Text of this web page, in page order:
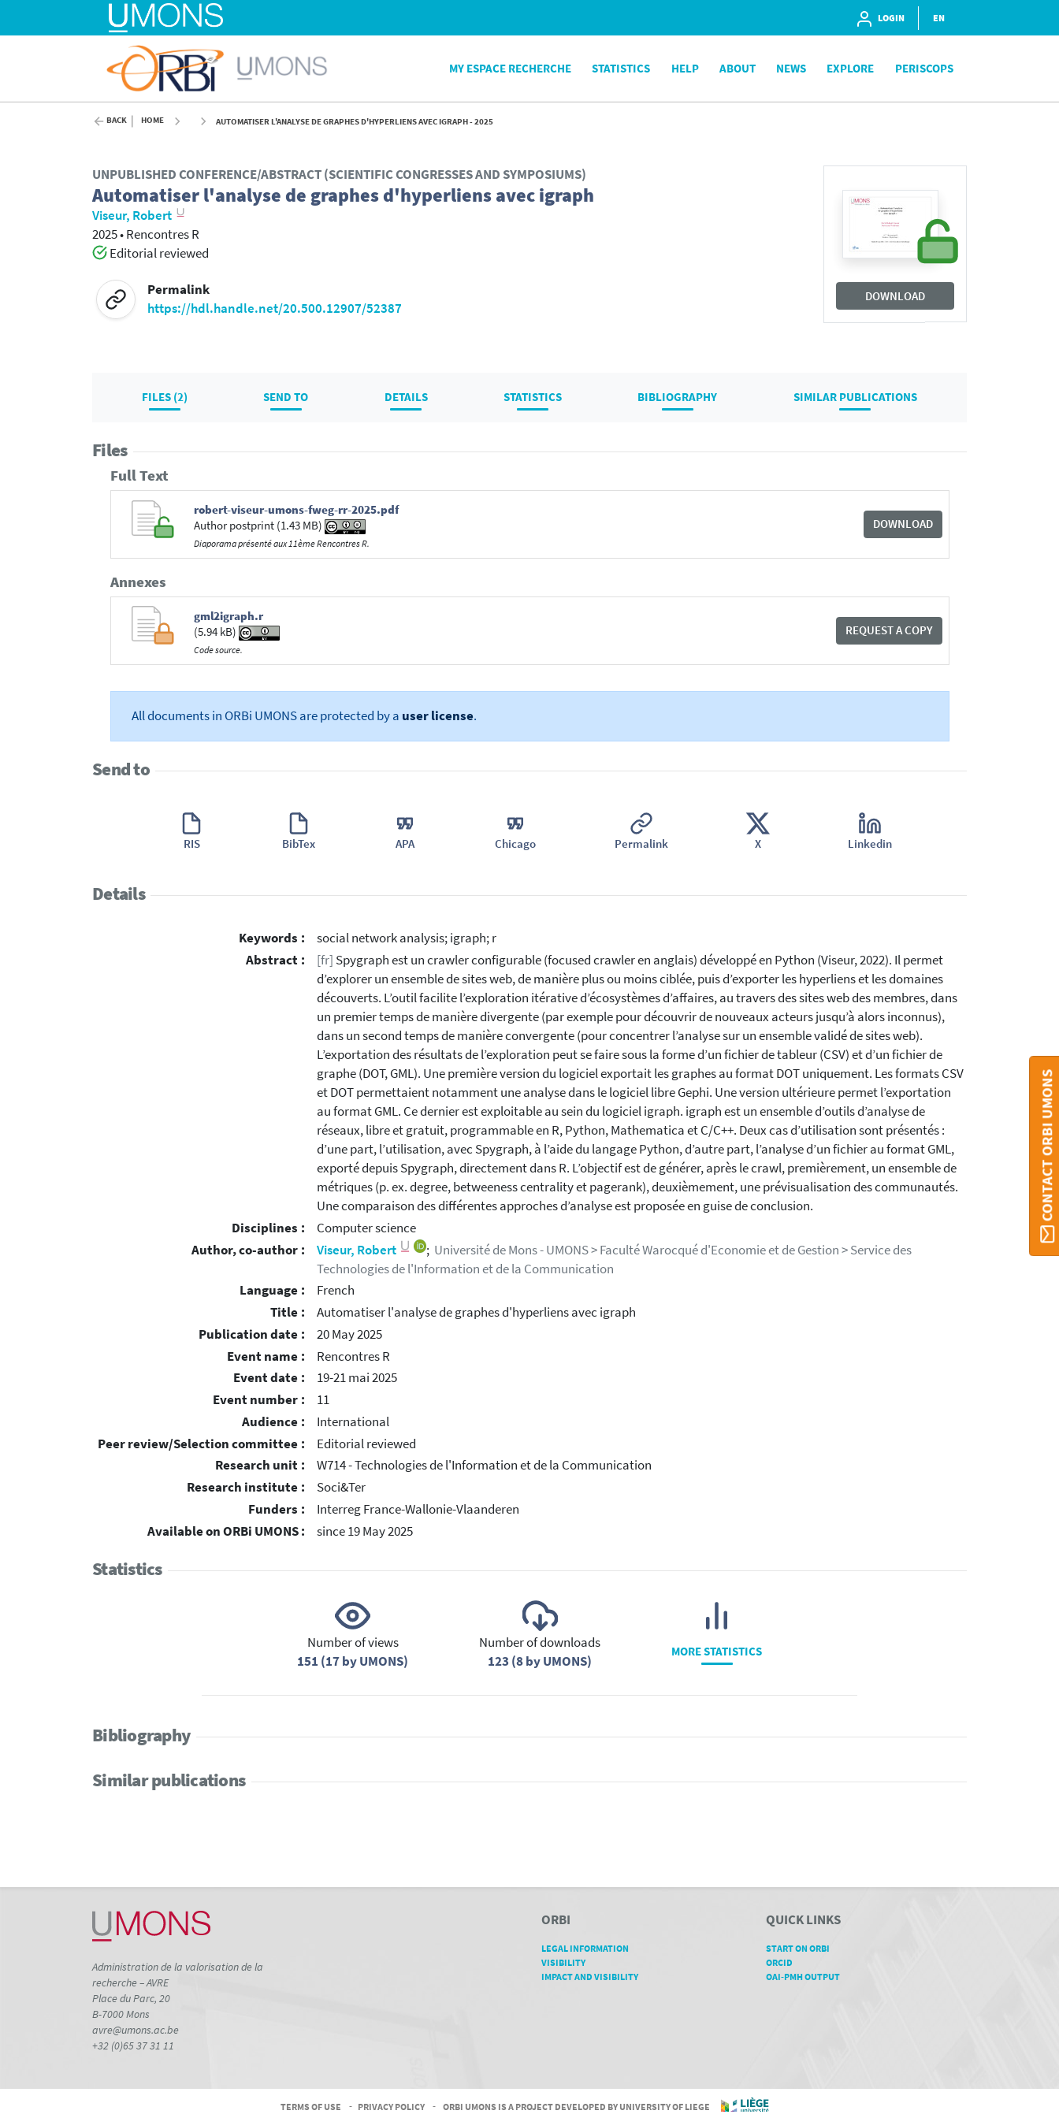
LOGIN EN
MY ESPACE RECHERCHE STATISTICS HELP ABOUT NEWS EXPLORE PERISCOPS
BACK HOME AUTOMATISER L'ANALYSE DE GRAPHES D'HYPERLIENS AVEC IGRAPH - 2025
DOWNLOAD
UNPUBLISHED CONFERENCE/ABSTRACT (SCIENTIFIC CONGRESSES AND SYMPOSIUMS)
Automatiser l'analyse de graphes d'hyperliens avec igraph
Viseur, Robert
2025•Rencontres R
Editorial reviewed
Permalink
https://hdl.handle.net/20.500.12907/52387
FILES (2) SEND TO DETAILS STATISTICS BIBLIOGRAPHY SIMILAR PUBLICATIONS
Files
Full Text
robert-viseur-umons-fweg-rr-2025.pdf
Author postprint (1.43 MB)
Diaporama présenté aux 11ème Rencontres R.
DOWNLOAD
Annexes
gml2igraph.r
(5.94 kB)
Code source.
REQUEST A COPY
All documents in ORBi UMONS are protected by a user license.
Send to
RIS BibTex APA Chicago Permalink X Linkedin
Details
Keywords :
social network analysis; igraph; r
Abstract :
[fr] Spygraph est un crawler configurable (focused crawler en anglais) développé en Python (Viseur, 2022). Il permet
d’explorer un ensemble de sites web, de manière plus ou moins ciblée, puis d’exporter les hyperliens et les domaines
découverts. L’outil facilite l’exploration itérative d’écosystèmes d’affaires, au travers des sites web des membres, dans
un premier temps de manière divergente (par exemple pour découvrir de nouveaux acteurs jusqu’à alors inconnus),
dans un second temps de manière convergente (pour concentrer l’analyse sur un ensemble validé de sites web).
L’exportation des résultats de l’exploration peut se faire sous la forme d’un fichier de tableur (CSV) et d’un fichier de
graphe (DOT, GML). Une première version du logiciel exportait les graphes au format DOT uniquement. Les formats CSV
et DOT permettaient notamment une analyse dans le logiciel libre Gephi. Une version ultérieure permet l’exportation
au format GML. Ce dernier est exploitable au sein du logiciel igraph. igraph est un ensemble d’outils d’analyse de
réseaux, libre et gratuit, programmable en R, Python, Mathematica et C/C++. Deux cas d’utilisation sont présentés :
d’une part, l’utilisation, avec Spygraph, à l’aide du langage Python, d’autre part, l’analyse d’un fichier au format GML,
exporté depuis Spygraph, directement dans R. L’objectif est de générer, après le crawl, premièrement, un ensemble de
métriques (p. ex. degree, betweeness centrality et pagerank), deuxièmement, une prévisualisation des communautés.
Une comparaison des différentes approches d’analyse est proposée en guise de conclusion.
Disciplines :
Computer science
Author, co-author :
Viseur, Robert ; Université de Mons - UMONS > Faculté Warocqué d'Economie et de Gestion > Service des
Technologies de l'Information et de la Communication
Language :
French
Title :
Automatiser l'analyse de graphes d'hyperliens avec igraph
Publication date :
20 May 2025
Event name :
Rencontres R
Event date :
19-21 mai 2025
Event number :
11
Audience :
International
Peer review/Selection committee :
Editorial reviewed
Research unit :
W714 - Technologies de l'Information et de la Communication
Research institute :
Soci&Ter
Funders :
Interreg France-Wallonie-Vlaanderen
Available on ORBi UMONS :
since 19 May 2025
Statistics
Number of views
151 (17 by UMONS)
Number of downloads
123 (8 by UMONS)
MORE STATISTICS
Bibliography
Similar publications
CONTACT ORBI UMONS
Administration de la valorisation de la
recherche – AVRE
Place du Parc, 20
B-7000 Mons
avre@umons.ac.be
+32 (0)65 37 31 11
ORBI
LEGAL INFORMATION
VISIBILITY
IMPACT AND VISIBILITY
QUICK LINKS
START ON ORBI
ORCID
OAI-PMH OUTPUT
TERMS OF USE - PRIVACY POLICY - ORBI UMONS IS A PROJECT DEVELOPED BY UNIVERSITY OF LIEGE